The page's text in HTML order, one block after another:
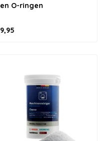
en O-ringen
9,95